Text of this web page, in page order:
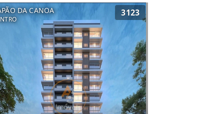
DA CANOA 3123